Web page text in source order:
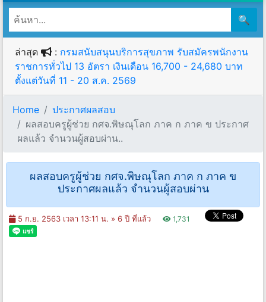
🔍
ล่าสุด : กรมสนับสนุนบริการสุขภาพ รับสมัครพนักงาน
ราชการทั่วไป 13 อัตรา เงินเดือน 16,700 - 24,680 บาท
ตั้งแต่วันที่ 11 - 20 ส.ค. 2569
Home
ประกาศผลสอบ
ผลสอบครูผู้ช่วย กศจ.พิษณุโลก ภาค ก ภาค ข ประกาศ
ผลแล้ว จำนวนผู้สอบผ่าน..
ผลสอบครูผู้ช่วย กศจ.พิษณุโลก ภาค ก ภาค ข
ประกาศผลแล้ว จำนวนผู้สอบผ่าน
5 ก.ย. 2563 เวลา 13:11 น. » 6 ปี ที่แล้ว 1,731